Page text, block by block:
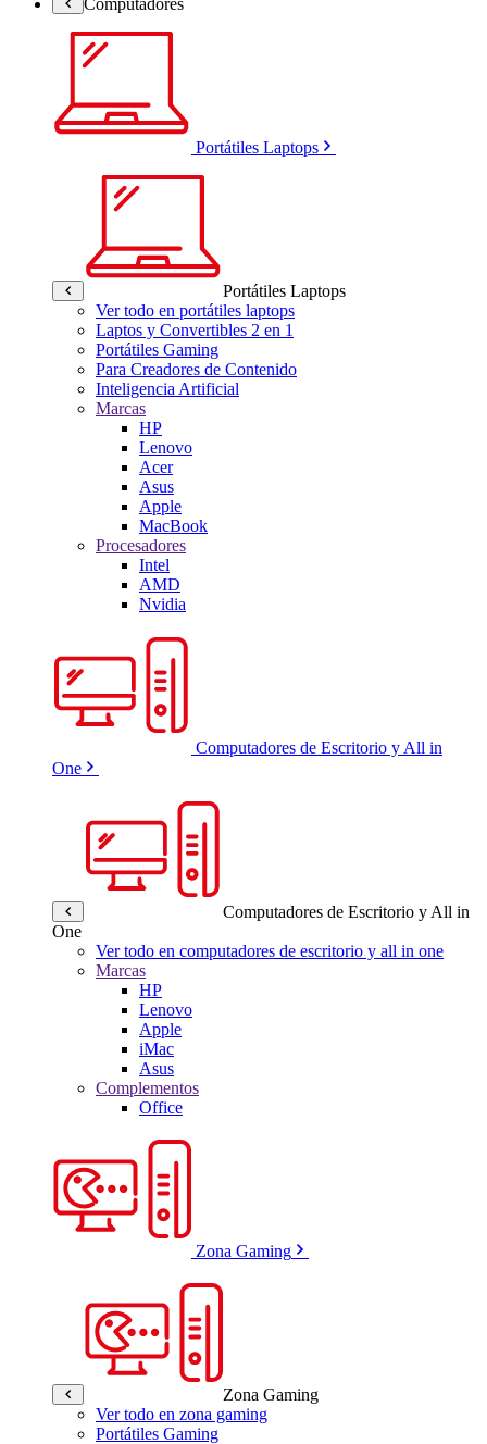
Portátiles Laptops
Portátiles Laptops
Ver todo en portátiles laptops
Laptos y Convertibles 2 en 1
Portátiles Gaming
Para Creadores de Contenido
Inteligencia Artificial
Marcas
HP
Lenovo
Acer
Asus
Apple
MacBook
Procesadores
Intel
AMD
Nvidia
Computadores de Escritorio y All in
One
Computadores de Escritorio y All in
One
Ver todo en computadores de escritorio y all in one
Marcas
HP
Lenovo
Apple
iMac
Asus
Complementos
Office
Zona Gaming
Zona Gaming
Ver todo en zona gaming
Portátiles Gaming